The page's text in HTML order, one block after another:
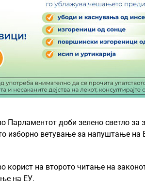
Парламентот доби зелено светло за
изборно ветување за напуштање на
корист на второто читање на
на ЕУ.